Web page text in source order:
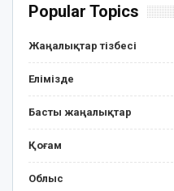
Popular Topics
Жаңалықтар тізбесі
Елімізде
Басты жаңалықтар
Қоғам
Облыс